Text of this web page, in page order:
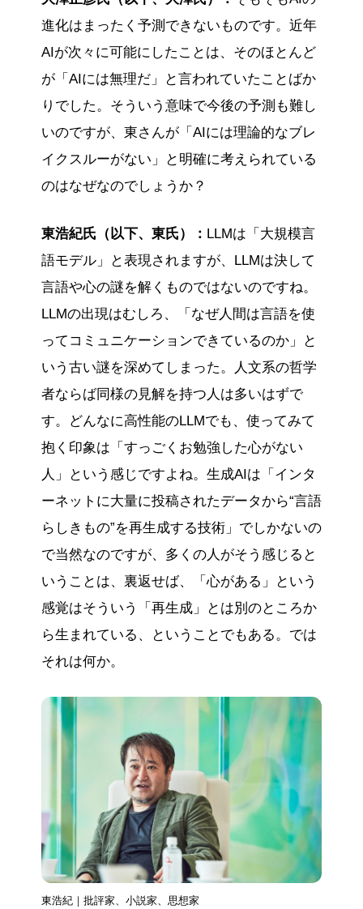
進化はまったく予測できないものです。近年
AIが次々に可能にしたことは、そのほとんど
が「AIには無理だ」と言われていたことばか
りでした。そういう意味で今後の予測も難し
いのですが、東さんが「AIには理論的なブレ
イクスルーがない」と明確に考えられている
のはなぜなのでしょうか？
東浩紀氏（以下、東氏）： LLMは「大規模言
語モデル」と表現されますが、LLMは決して
言語や心の謎を解くものではないのですね。
LLMの出現はむしろ、「なぜ人間は言語を使
ってコミュニケーションできているのか」と
いう古い謎を深めてしまった。人文系の哲学
者ならば同様の見解を持つ人は多いはずで
す。どんなに高性能のLLMでも、使ってみて
抱く印象は「すっごくお勉強した心がない
人」という感じですよね。生成AIは「インタ
ーネットに大量に投稿されたデータから“言語
らしきもの”を再生成する技術」でしかないの
で当然なのですが、多くの人がそう感じると
いうことは、裏返せば、「心がある」という
感覚はそういう「再生成」とは別のところか
ら生まれている、ということでもある。では
それは何か。
東浩紀｜批評家、小説家、思想家